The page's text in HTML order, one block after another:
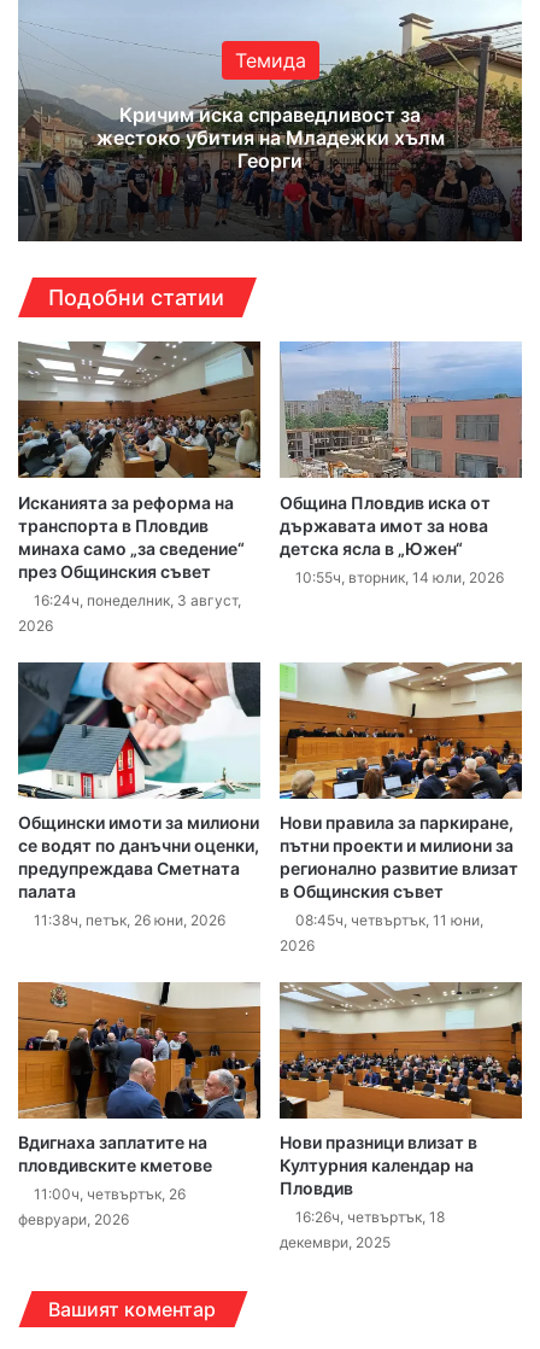
Темида
Кричим иска справедливост за
жестоко убития на Младежки хълм
Георги
Подобни статии
Исканията за реформа на
транспорта в Пловдив
минаха само „за сведение“
през Общинския съвет
16:24ч, понеделник, 3 август,
2026
Община Пловдив иска от
държавата имот за нова
детска ясла в „Южен“
10:55ч, вторник, 14 юли, 2026
Общински имоти за милиони
се водят по данъчни оценки,
предупреждава Сметната
палата
11:38ч, петък, 26 юни, 2026
Нови правила за паркиране,
пътни проекти и милиони за
регионално развитие влизат
в Общинския съвет
08:45ч, четвъртък, 11 юни,
2026
Вдигнаха заплатите на
пловдивските кметове
11:00ч, четвъртък, 26
февруари, 2026
Нови празници влизат в
Културния календар на
Пловдив
16:26ч, четвъртък, 18
декември, 2025
Вашият коментар